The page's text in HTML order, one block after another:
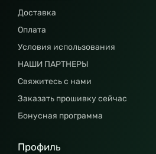
Доставка
Оплата
Условия использования
НАШИ ПАРТНЕРЫ
Свяжитесь с нами
Заказать прошивку сейчас
Бонусная программа
Профиль